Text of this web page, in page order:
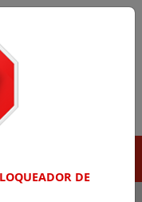
ATUAÇÃO VOLTADA
DE